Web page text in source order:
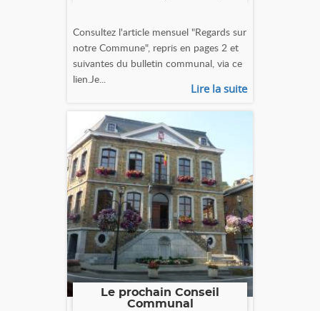
Consultez l'article mensuel "Regards sur
notre Commune", repris en pages 2 et
suivantes du bulletin communal, via ce
lien.Je...
Lire la suite
Le prochain Conseil
Communal